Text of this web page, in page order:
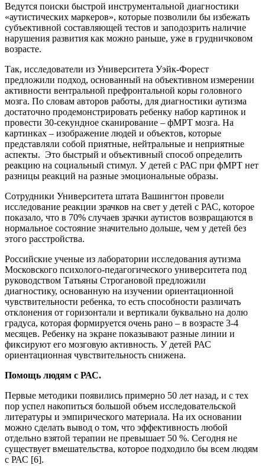
Ведутся поиски быстрой инструментальной диагностики
«аутистических маркеров», которые позволили бы избежать
субъективной составляющей тестов и заподозрить наличие
нарушения развития как можно раньше, уже в грудничковом
возрасте.
Так, исследователи из Университета Уэйк-Форест
предложили подход, основанный на объективном измерении
активности вентральной префронтальной коры головного
мозга. По словам авторов работы, для диагностики аутизма
достаточно продемонстрировать ребенку набор картинок и
провести 30-секундное сканирование – фМРТ мозга. На
картинках – изображение людей и объектов, которые
представляли собой приятные, нейтральные и неприятные
аспекты. Это быстрый и объективный способ определить
реакцию на социальный стимул. У детей с РАС при фМРТ нет
разницы реакций на разные эмоциональные образы.
Сотрудники Университета штата Вашингтон провели
исследование реакции зрачков на свет у детей с РАС, которое
показало, что в 70% случаев зрачки аутистов возвращаются в
нормальное состояние значительно дольше, чем у детей без
этого расстройства.
Российские ученые из лаборатории исследования аутизма
Московского психолого-педагогического университета под
руководством Татьяны Строгановой предложили
диагностику, основанную на изучении ориентационной
чувствительности ребенка, то есть способности различать
отклонения от горизонтали и вертикали буквально на долю
градуса, которая формируется очень рано – в возрасте 3-4
месяцев. Ребенку на экране показывают разные линии и
фиксируют его мозговую активность. У детей РАС
ориентационная чувствительность снижена.
Помощь людям с РАС.
Первые методики появились примерно 50 лет назад, и с тех
пор успел накопиться большой объем исследовательской
литературы и эмпирического материала. На их основании
можно сделать вывод о том, что эффективность любой
отдельно взятой терапии не превышает 50 %. Сегодня не
существует вмешательства, которое подходило бы всем людям
с РАС [6].